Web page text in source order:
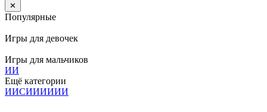
✕
Популярные
Игры для девочек
Игры для мальчиков
ИИ
Ещё категории
ИИСИИИИИИ